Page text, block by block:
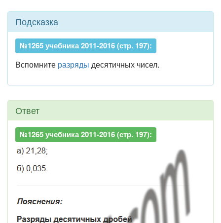
Подсказка
№1265 учебника 2011-2016 (стр. 197):
Вспомните разряды десятичных чисел.
Ответ
№1265 учебника 2011-2016 (стр. 197):